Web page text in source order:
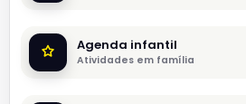
Agenda infantil
Atividades em família